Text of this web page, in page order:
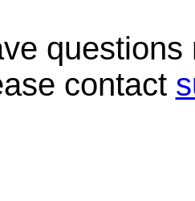
contact